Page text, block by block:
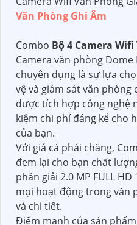
Văn Phòng Ghi Âm
Combo Bộ 4 Camera
Camera văn phòng
chuyên dụng là sự lựa
vệ và giám sát văn phòng
được tích hợp công nghệ
kiệm chi phí đáng kể cho
của bạn.
Với giá cả phải chăng,
đem lại cho bạn chất
phân giải 2.0 MP FULL
mọi hoạt động trong văn
và chi tiết.
Điểm mạnh của sản